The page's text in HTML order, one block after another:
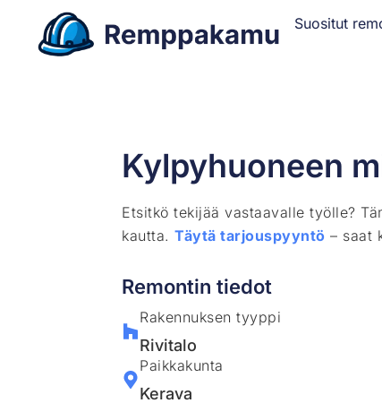
Suositut
Kylpyhuoneen
Etsitkö tekijää vastaavalle työlle?
kautta.Täytä tarjouspyyntö – saat
Remontin tiedot
Rakennuksen tyyppi
Rivitalo
Paikkakunta
Kerava